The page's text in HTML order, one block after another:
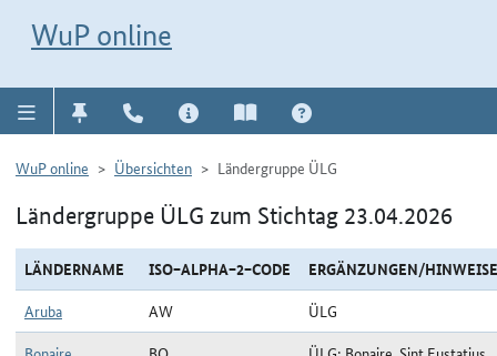
WuP online
WuP online Übersichten Ländergruppe ÜLG
Ländergruppe ÜLG zum Stichtag 23.04.2026
LÄNDERNAME ISO−ALPHA−2−CODE
ERGÄNZUNGEN/HINWEISE
Aruba
AW
ÜLG